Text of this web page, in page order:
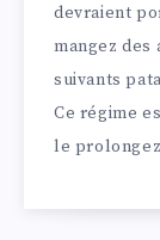
devraient
mangez
suivants
Ce régime
le